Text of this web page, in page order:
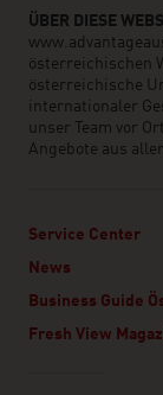
ÜBER DIESE
österreichischen
österreichische
internationaler
unser Team vor
Angebote aus
Service Center
News
Business Guide
Fresh View